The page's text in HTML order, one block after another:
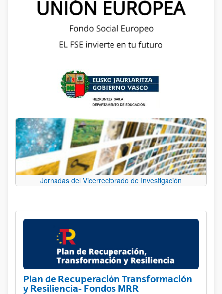
Jornadas del Vicerrectorado de Investigación
Plan de Recuperación Transformación
y Resiliencia- Fondos MRR